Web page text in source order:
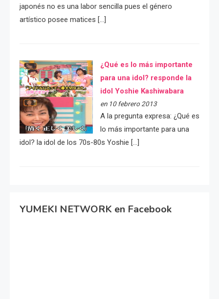
japonés no es una labor sencilla pues el género
artístico posee matices […]
¿Qué es lo más importante
para una idol? responde la
idol Yoshie Kashiwabara
en 10 febrero 2013
A la pregunta expresa: ¿Qué es
lo más importante para una
idol? la idol de los 70s-80s Yoshie […]
YUMEKI NETWORK en Facebook